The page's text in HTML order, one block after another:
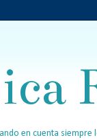
en cuenta siempre